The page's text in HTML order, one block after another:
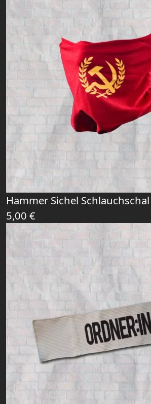
Hammer Sichel Schlauchschal
5,00 €